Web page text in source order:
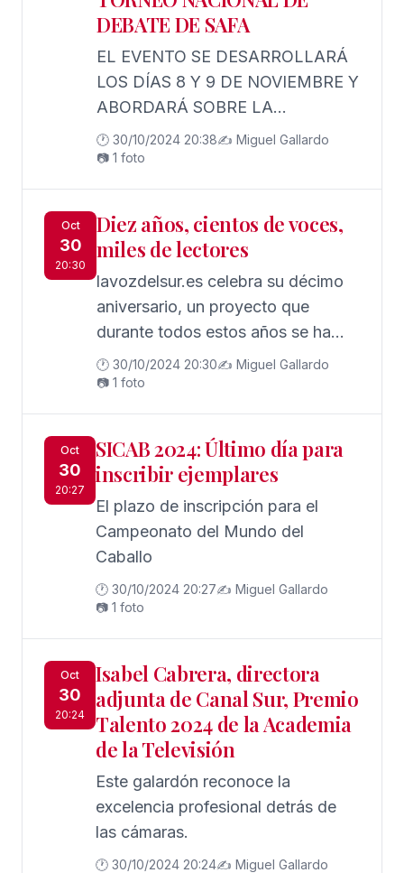
DEBATE DE SAFA
EL EVENTO SE DESARROLLARÁ
LOS DÍAS 8 Y 9 DE NOVIEMBRE Y
ABORDARÁ SOBRE LA
INCLUSIÓN DE LAS
HABILIDADES BLANDAS EN EL
🕐 30/10/2024 20:38✍️ Miguel Gallardo
📷 1 foto
Oct
30
20:30
Diez años, cientos de voces,
miles de lectores
lavozdelsur.es celebra su décimo
aniversario, un proyecto que
durante todos estos años se ha
afianzado más allá de Jerez
🕐 30/10/2024 20:30✍️ Miguel Gallardo
📷 1 foto
Oct
30
20:27
SICAB 2024: Último día para
inscribir ejemplares
El plazo de inscripción para el
Campeonato del Mundo del
Caballo
🕐 30/10/2024 20:27✍️ Miguel Gallardo
📷 1 foto
Oct
30
20:24
Isabel Cabrera, directora
adjunta de Canal Sur, Premio
Talento 2024 de la Academia
de la Televisión
Este galardón reconoce la
excelencia profesional detrás de
las cámaras.
🕐 30/10/2024 20:24✍️ Miguel Gallardo